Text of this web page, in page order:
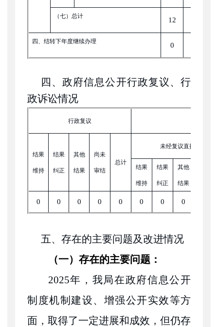
（七）总计 12
四、结转下年度继续办理 0
四、政府信息公开行政复议、行
政诉讼情况
行政复议
结果
维持
结果
纠正
其他
结果
尚未
审结
总计
未经复议直接起诉
结果
维持
结果
纠正
其他
结果
0 0 0 0 0 0 0 0
五、存在的主要问题及改进情况
（一）存在的主要问题：
2025年，我局在政府信息公开
制度机制建设、增强公开实效等方
面，取得了一定进展和成效，但仍存